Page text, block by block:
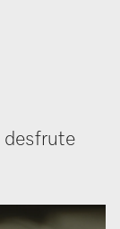
desfrute